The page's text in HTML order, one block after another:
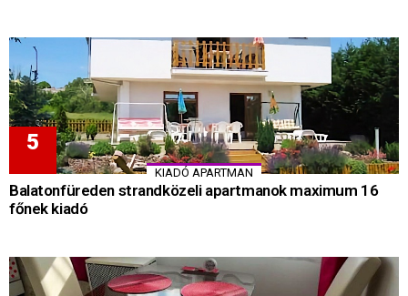
KIADÓ APARTMAN
Balatonfüreden strandközeli apartmanok maximum 16
főnek kiadó